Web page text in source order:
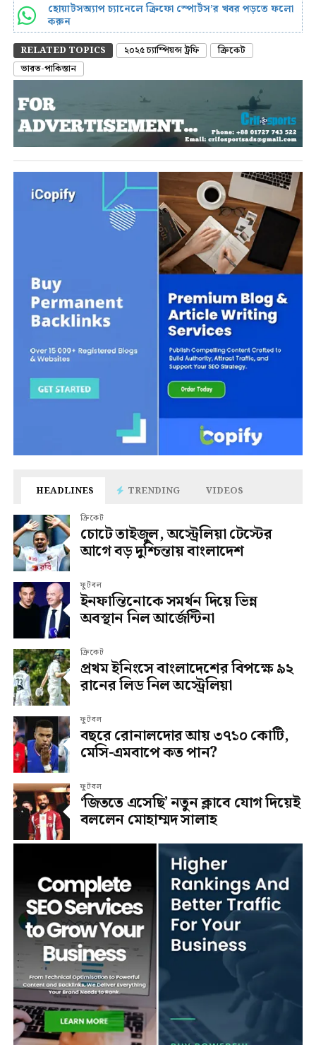
হোয়াটসঅ্যাপ চ্যানেলে ক্রিফো স্পোর্টস’র খবর পড়তে ফলো
করুন
RELATED TOPICS ২০২৫ চ্যাম্পিয়ন্স ট্রফি
ক্রিকেট
ভারত-পাকিস্তান
HEADLINES TRENDING VIDEOS
ক্রিকেট
চোটে তাইজুল, অস্ট্রেলিয়া টেস্টের
আগে বড় দুশ্চিন্তায় বাংলাদেশ
ফুটবল
ইনফান্তিনোকে সমর্থন দিয়ে ভিন্ন
অবস্থান নিল আর্জেন্টিনা
ক্রিকেট
প্রথম ইনিংসে বাংলাদেশের বিপক্ষে ৯২
রানের লিড নিল অস্ট্রেলিয়া
ফুটবল
বছরে রোনালদোর আয় ৩৭১০ কোটি,
মেসি-এমবাপে কত পান?
ফুটবল
‘জিততে এসেছি’ নতুন ক্লাবে যোগ দিয়েই
বললেন মোহাম্মদ সালাহ